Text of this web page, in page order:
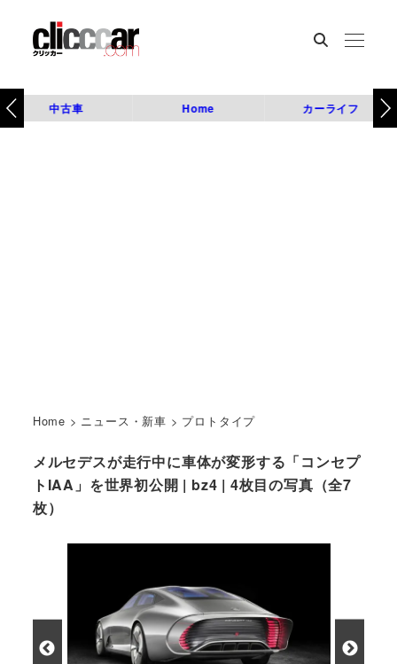
中古車 Home カーライフ
Home > ニュース・新車 > プロトタイプ
メルセデスが走行中に車体が変形する「コンセプ
トIAA」を世界初公開 | bz4 | 4枚目の写真（全7
枚）